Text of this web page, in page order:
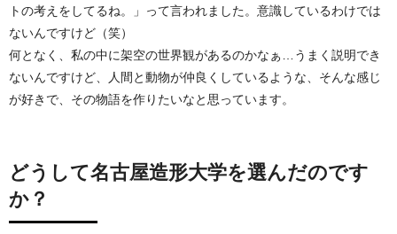
トの考えをしてるね。」って言われました。意識しているわけでは
ないんですけど（笑）
何となく、私の中に架空の世界観があるのかなぁ…うまく説明でき
ないんですけど、人間と動物が仲良くしているような、そんな感じ
が好きで、その物語を作りたいなと思っています。
どうして名古屋造形大学を選んだのです
か？